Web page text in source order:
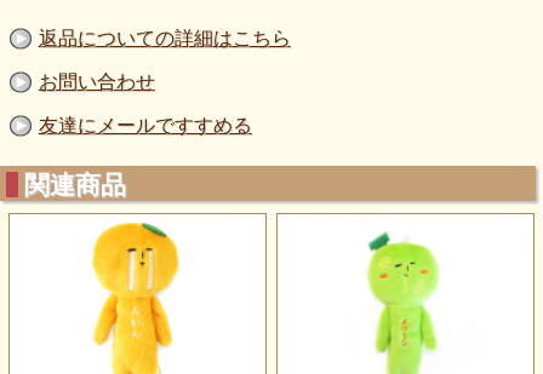
返品についての詳細はこちら
お問い合わせ
友達にメールですすめる
関連商品